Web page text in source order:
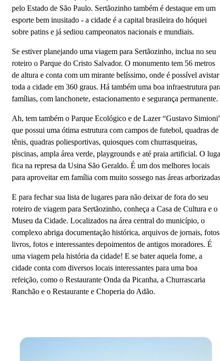
pelo Estado de São Paulo. Sertãozinho também é destaque em um
esporte bem inusitado - a cidade é a capital brasileira do hóquei
sobre patins e já sediou campeonatos nacionais e mundiais.
Se estiver planejando uma viagem para Sertãozinho, inclua no seu
roteiro o Parque do Cristo Salvador. O monumento tem 56 metros
de altura e conta com um mirante belíssimo, onde é possível avistar
toda a cidade em 360 graus. Há também uma boa infraestrutura
famílias, com lanchonete, estacionamento e segurança permanente.
Ah, tem também o Parque Ecológico e de Lazer “Gustavo
que possui uma ótima estrutura com campos de futebol, quadras de
tênis, quadras poliesportivas, quiosques com churrasqueiras,
piscinas, ampla área verde, playgrounds e até praia artificial. O
fica na represa da Usina São Geraldo. É um dos melhores locais
para aproveitar em família com muito sossego nas áreas
E para fechar sua lista de lugares para não deixar de fora do seu
roteiro de viagem para Sertãozinho, conheça a Casa de Cultura e o
Museu da Cidade. Localizados na área central do município, o
complexo abriga documentação histórica, arquivos de jornais,
livros, fotos e interessantes depoimentos de antigos moradores. É
uma viagem pela história da cidade! E se bater aquela fome, a
cidade conta com diversos locais interessantes para uma boa
refeição, como o Restaurante Onda da Picanha, a Churrascaria
Ranchão e o Restaurante e Choperia do Adão.